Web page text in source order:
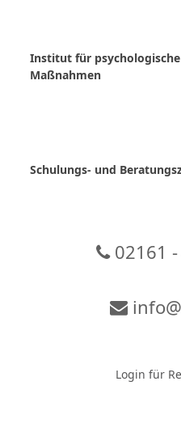
Institut für
Maßnahmen
Schulungs- und
02161 -
Login für